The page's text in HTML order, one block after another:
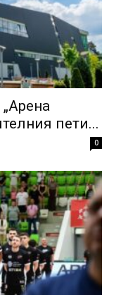
пети...
0